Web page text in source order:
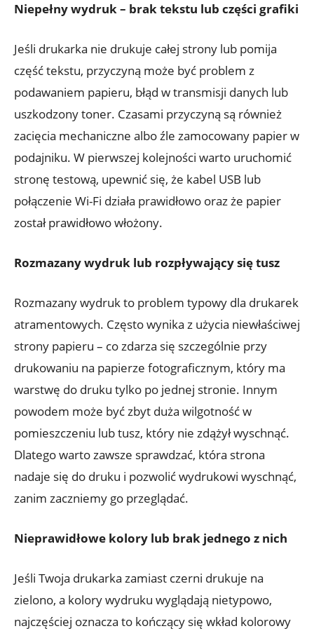
Niepełny wydruk – brak tekstu lub części grafiki
Jeśli drukarka nie drukuje całej strony lub pomija
część tekstu, przyczyną może być problem z
podawaniem papieru, błąd w transmisji danych lub
uszkodzony toner. Czasami przyczyną są również
zacięcia mechaniczne albo źle zamocowany papier w
podajniku. W pierwszej kolejności warto uruchomić
stronę testową, upewnić się, że kabel USB lub
połączenie Wi-Fi działa prawidłowo oraz że papier
został prawidłowo włożony.
Rozmazany wydruk lub rozpływający się tusz
Rozmazany wydruk to problem typowy dla drukarek
atramentowych. Często wynika z użycia niewłaściwej
strony papieru – co zdarza się szczególnie przy
drukowaniu na papierze fotograficznym, który ma
warstwę do druku tylko po jednej stronie. Innym
powodem może być zbyt duża wilgotność w
pomieszczeniu lub tusz, który nie zdążył wyschnąć.
Dlatego warto zawsze sprawdzać, która strona
nadaje się do druku i pozwolić wydrukowi wyschnąć,
zanim zaczniemy go przeglądać.
Nieprawidłowe kolory lub brak jednego z nich
Jeśli Twoja drukarka zamiast czerni drukuje na
zielono, a kolory wydruku wyglądają nietypowo,
najczęściej oznacza to kończący się wkład kolorowy